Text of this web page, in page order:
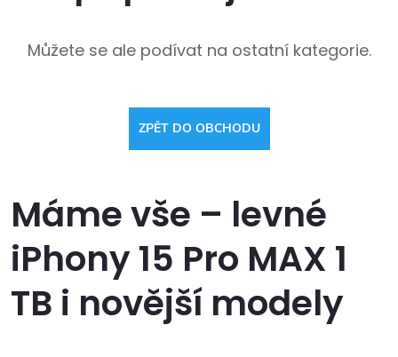
Můžete se ale podívat na ostatní kategorie.
ZPĚT DO OBCHODU
Máme vše – levné
iPhony 15 Pro MAX 1
TB i novější modely